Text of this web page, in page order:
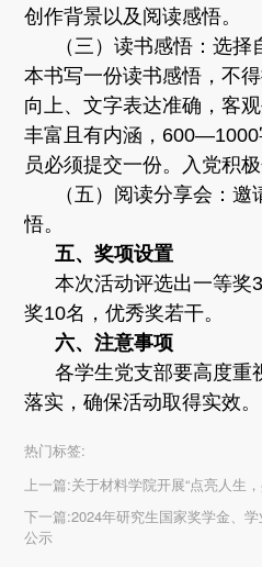
创作背景以及阅读感悟。
（三）读书感悟：选
本书写一份读书感悟，不
向上、文字表达准确，客
丰富且有内涵，
员必须提交一份。入党积
（五）阅读分享会：
悟。
五、奖项设置
本次活动评选出一等奖
奖10名，优秀奖若干。
六、注意事项
各学生党支部要高度重
落实，确保活动取得实效。
热门标签:
上一篇:关于材料学院开展“点亮人生
下一篇:2024年研究生国家奖学金、
公示